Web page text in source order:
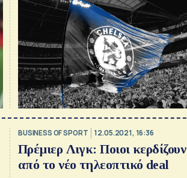
BUSINESS OF SPORT 12.05.2021, 16:36
Πρέμιερ Λιγκ: Ποιοι κερδίζουν
από το νέο τηλεοπτικό deal